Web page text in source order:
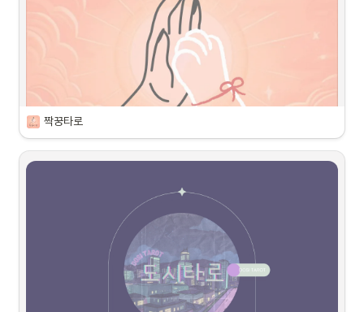
살아가는 동안 다가올 선택의 순간,
짝꿍타로